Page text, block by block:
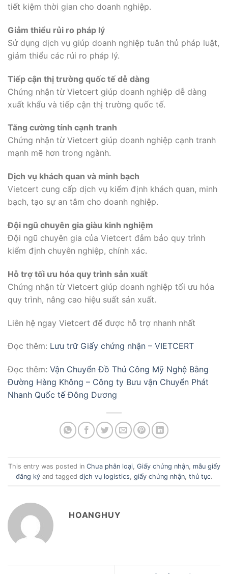
tiết kiệm thời gian cho doanh nghiệp.
Giảm thiểu rủi ro pháp lý
Sử dụng dịch vụ giúp doanh nghiệp tuân thủ pháp luật,
giảm thiểu các rủi ro pháp lý.
Tiếp cận thị trường quốc tế dễ dàng
Chứng nhận từ Vietcert giúp doanh nghiệp dễ dàng
xuất khẩu và tiếp cận thị trường quốc tế.
Tăng cường tính cạnh tranh
Chứng nhận từ Vietcert giúp doanh nghiệp cạnh tranh
mạnh mẽ hơn trong ngành.
Dịch vụ khách quan và minh bạch
Vietcert cung cấp dịch vụ kiểm định khách quan, minh
bạch, tạo sự an tâm cho doanh nghiệp.
Đội ngũ chuyên gia giàu kinh nghiệm
Đội ngũ chuyên gia của Vietcert đảm bảo quy trình
kiểm định chuyên nghiệp, chính xác.
Hỗ trợ tối ưu hóa quy trình sản xuất
Chứng nhận từ Vietcert giúp doanh nghiệp tối ưu hóa
quy trình, nâng cao hiệu suất sản xuất.
Liên hệ ngay Vietcert để được hỗ trợ nhanh nhất
Đọc thêm: Lưu trữ Giấy chứng nhận – VIETCERT
Đọc thêm: Vận Chuyển Đồ Thủ Công Mỹ Nghệ Bằng
Đường Hàng Không – Công ty Bưu vận Chuyển Phát
Nhanh Quốc tế Đông Dương
This entry was posted in Chưa phân loại, Giấy chứng nhận, mẫu giấy
đăng kýand tagged dịch vụ logistics giấy chứng nhận, thủ tục.
HOANGHUY